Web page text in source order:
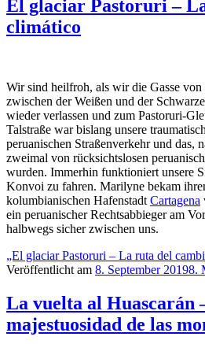
El glaciar Pastoruri –
climático
Wir sind heilfroh, als wir die Gasse
zwischen der Weißen und der
wieder verlassen und zum Pastoruri-
Talstraße war bislang unsere
peruanischen Straßenverkehr und das,
zweimal von rücksichtslosen
wurden. Immerhin funktioniert unsere
Konvoi zu fahren. Marilyne bekam
kolumbianischen Hafenstadt Cartagena
ein peruanischer Rechtsabbieger am
halbwegs sicher zwischen uns.
„El glaciar Pastoruri – La ruta del
Veröffentlicht am 8. September 20198.
La vuelta al Huascarán
majestuosidad de las